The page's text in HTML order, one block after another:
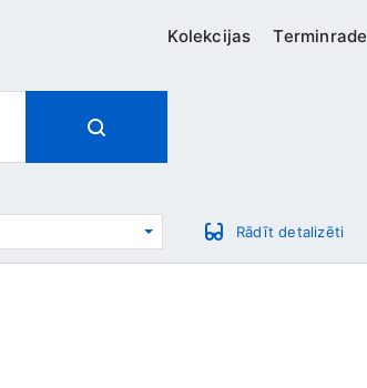
Kolekcijas Terminrade
Rādīt detalizēti